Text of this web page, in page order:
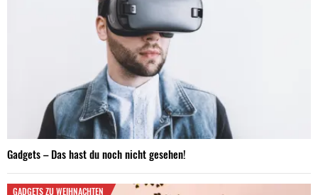
Gadgets – Das hast du noch nicht gesehen!
GADGETS ZU WEIHNACHTEN